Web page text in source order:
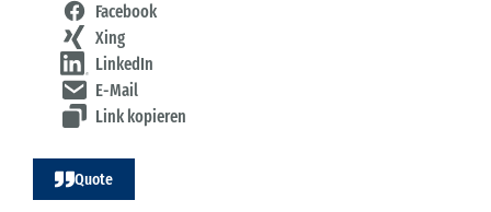
Facebook
Xing
LinkedIn
E-Mail
Link kopieren
Quote